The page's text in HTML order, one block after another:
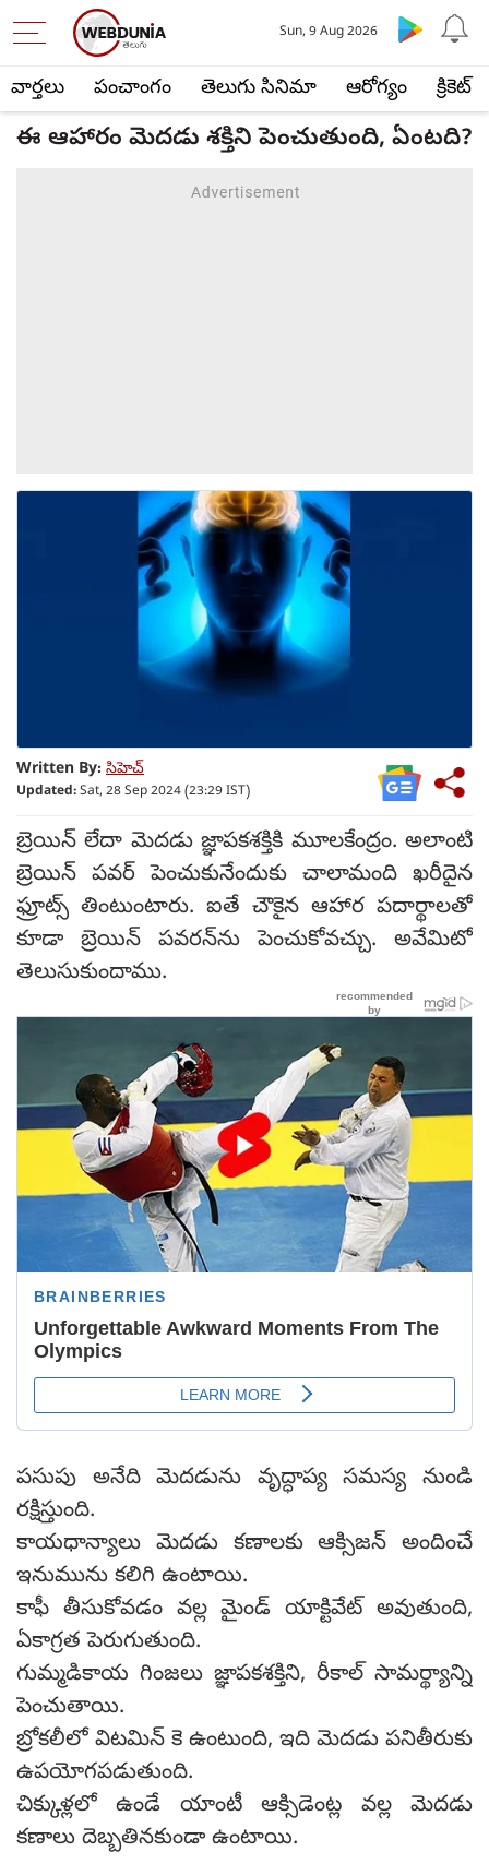
వార్తలు పంచాంగం తెలుగు సినిమా ఆరోగ్యం క్రికెట్
Sun, 9 Aug 2026
ఈ ఆహారం మెదడు శక్తిని పెంచుతుంది, ఏంటది?
Written By: సిహెచ్
Updated:Sat, 28 Sep 2024 (23:29 IST)
బ్రెయిన్ లేదా మెదడు జ్ఞాపకశక్తికి మూలకేంద్రం. అలాంటి
బ్రెయిన్ పవర్ పెంచుకునేందుకు చాలామంది ఖరీదైన
ఫ్రూట్స్ తింటుంటారు. ఐతే చౌకైన ఆహార పదార్థాలతో
కూడా బ్రెయిన్ పవరన్‌ను పెంచుకోవచ్చు. అవేమిటో
తెలుసుకుందాము.
పసుపు అనేది మెదడును వృద్ధాప్య సమస్య నుండి
రక్షిస్తుంది.
కాయధాన్యాలు మెదడు కణాలకు ఆక్సిజన్ అందించే
ఇనుమును కలిగి ఉంటాయి.
కాఫీ తీసుకోవడం వల్ల మైండ్ యాక్టివేట్ అవుతుంది,
ఏకాగ్రత పెరుగుతుంది.
గుమ్మడికాయ గింజలు జ్ఞాపకశక్తిని, రీకాల్ సామర్థ్యాన్ని
పెంచుతాయి.
బ్రోకలీలో విటమిన్ కె ఉంటుంది, ఇది మెదడు పనితీరుకు
ఉపయోగపడుతుంది.
చిక్కుళ్లలో ఉండే యాంటీ ఆక్సిడెంట్ల వల్ల మెదడు
కణాలు దెబ్బతినకుండా ఉంటాయి.